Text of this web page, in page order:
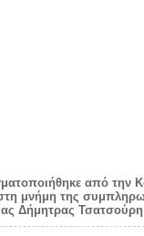
από την
μνήμη της
Δήμητρας Τσατσούρη